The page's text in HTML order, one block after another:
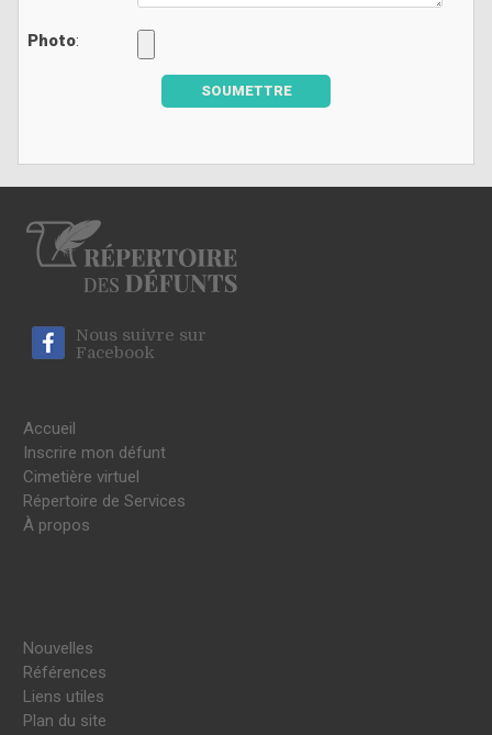
Photo:
SOUMETTRE
Nous suivre sur
Facebook
Accueil
Inscrire mon défunt
Cimetière virtuel
Répertoire de Services
À propos
Nouvelles
Références
Liens utiles
Plan du site